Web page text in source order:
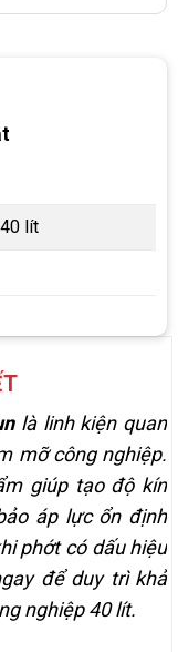
là linh kiện quan
mỡ công nghiệp.
giúp tạo độ kín
áp lực ổn định
phớt có dấu hiệu
để duy trì khả
nghiệp 40 lít.
lít